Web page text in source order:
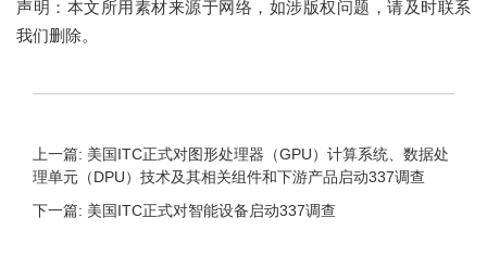
声明：本文所用素材来源于网络，如涉版权问题，请及时联系
我们删除。
上一篇: 美国ITC正式对图形处理器（GPU）计算系统、数据处
理单元（DPU）技术及其相关组件和下游产品启动337调查
下一篇: 美国ITC正式对智能设备启动337调查